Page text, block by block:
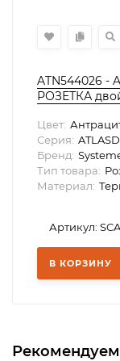
ATN544026 -
РОЗЕТКА
Цвет:
Серия:
Бренд:
Тип товара:
Материал:
Артикул:
В КОРЗИНУ